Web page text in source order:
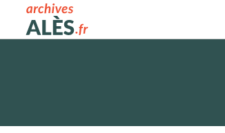
Archives municipales d'Alès